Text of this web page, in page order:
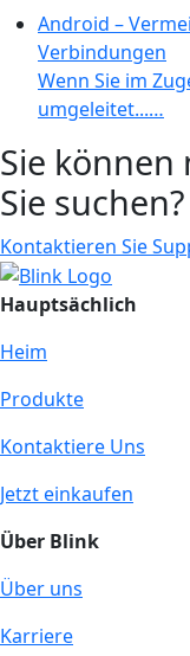
Android –
Verbindungen
Wenn Sie im
umgeleitet...…
Sie
Sie suchen?
Kontaktieren Sie
Hauptsächlich
Heim
Produkte
Kontaktiere Uns
Jetzt einkaufen
Über Blink
Über uns
Karriere